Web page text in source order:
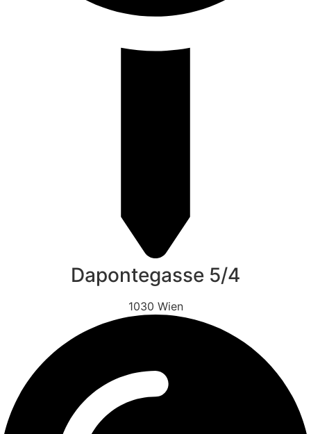
Dapontegasse 5/4
1030 Wien